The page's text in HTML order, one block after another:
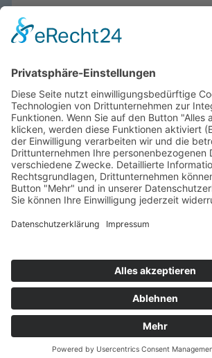
Riedstraße 10
09117 Chemnitz
Telefon 0371 81499-0
info@wertec.com
abscheider.wasser-wertec.de
pumpstation.wasser-wertec.de
behaelter.wasser-wertec.de
filtertechnik.wasser-wertec.de
klaeranlagenprofi.de
klare-gewaesser.de
Cookie-Einstellungen